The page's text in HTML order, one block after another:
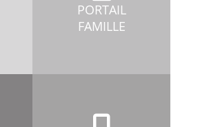
PORTAIL
FAMILLE